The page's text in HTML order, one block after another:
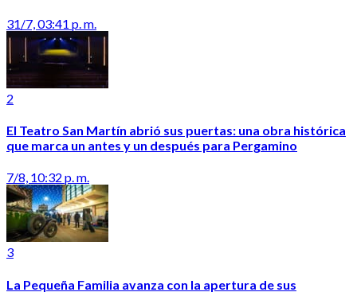
31/7, 03:41 p. m.
2
El Teatro San Martín abrió sus puertas: una obra histórica
que marca un antes y un después para Pergamino
7/8, 10:32 p. m.
3
La Pequeña Familia avanza con la apertura de sus